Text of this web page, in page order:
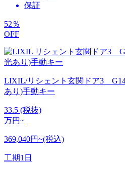
保証
52 ％
OFF
LIXIL/リシェント玄関ドア3
あり)手動キー
33.5 (税抜)
万円~
369,040円~(税込)
工期1日